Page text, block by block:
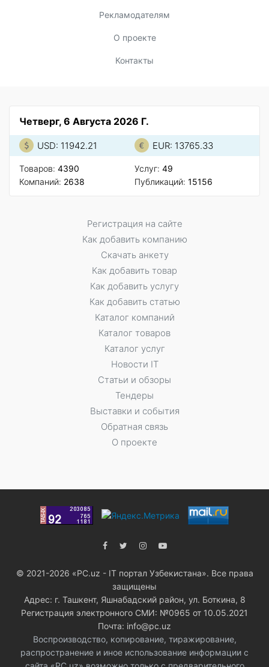
Рекламодателям
О проекте
Контакты
Четверг, 6 Августа 2026 Г.
USD: 11942.21 EUR: 13765.33
Товаров: 4390
Компаний: 2638
Услуг: 49
Публикаций: 15156
Регистрация на сайте
Как добавить компанию
Скачать анкету
Как добавить товар
Как добавить услугу
Как добавить статью
Каталог компаний
Каталог товаров
Каталог услуг
Новости IT
Статьи и обзоры
Тендеры
Выставки и события
Обратная связь
О проекте
© 2021-2026 «PC.uz - IT портал Узбекистана». Все права
защищены
Адрес: г. Ташкент, Яшнабадский район, ул. Боткина, 8
Регистрация электронного СМИ: №0965 от 10.05.2021
Почта: info@pc.uz
Воспроизводство, копирование, тиражирование,
распространение и иное использование информации с